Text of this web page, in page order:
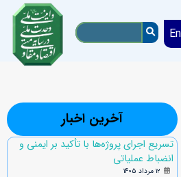
آخرین اخبار
تسریع اجرای پروژه‌ها با تأکید بر ایمنی و
انضباط عملیاتی
۱۲ مرداد ۱۴۰۵